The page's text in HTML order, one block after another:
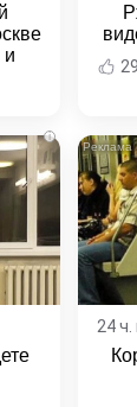
и
-
i
24 ч.